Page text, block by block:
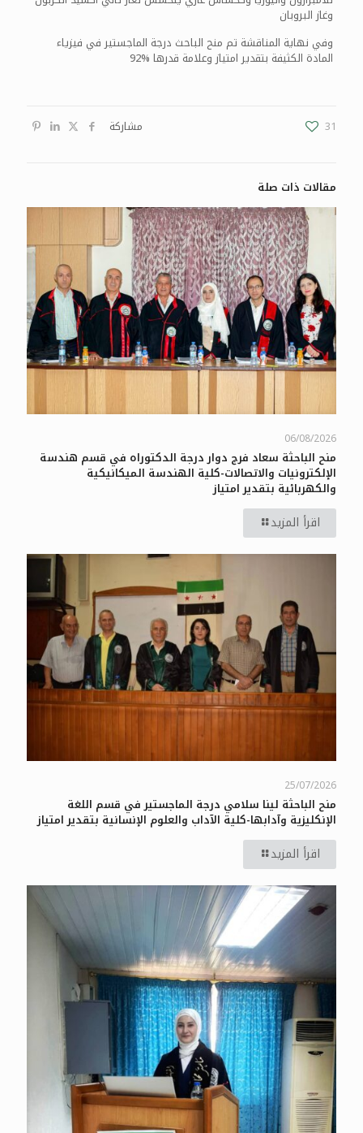
وغاز البروبان
وفي نهاية المناقشة تم منح الباحث درجة الماجستير في فيزياء
المادة الكثيفة بتقدير امتياز وعلامة قدرها %92
مشاركة 31
مقالات ذات صلة
06/08/2026
منح الباحثة سعاد فرج دوار درجة الدكتوراه في قسم هندسة
الإلكترونيات والاتصالات-كلية الهندسة الميكانيكية
والكهربائية بتقدير امتياز
اقرأ المزيد
25/07/2026
منح الباحثة لينا سلامي درجة الماجستير في قسم اللغة
الإنكليزية وآدابها-كلية الآداب والعلوم الإنسانية بتقدير امتياز
اقرأ المزيد